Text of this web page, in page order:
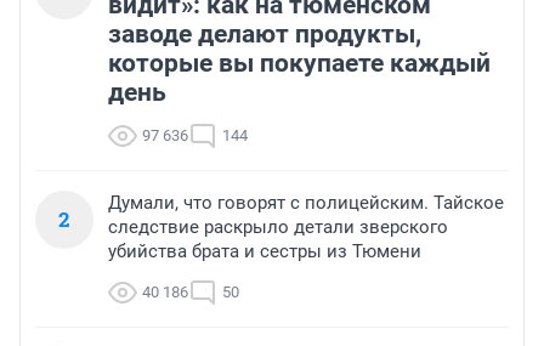
заводе делают продукты,
которые вы покупаете каждый
день
97 636 144
2
Думали, что говорят с полицейским. Тайское
следствие раскрыло детали зверского
убийства брата и сестры из Тюмени
40 186 50